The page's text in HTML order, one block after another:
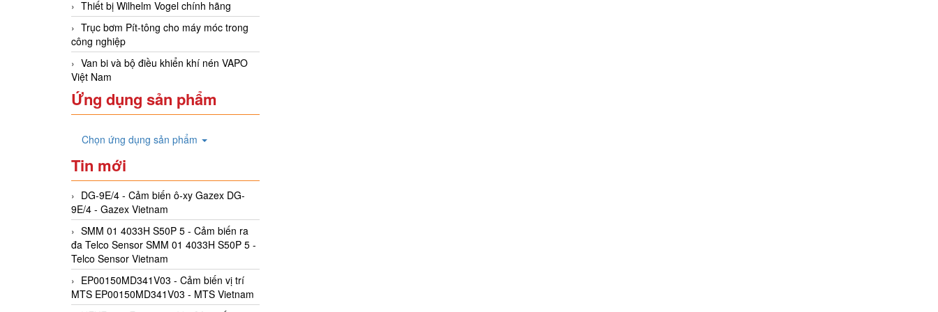
Thiết bị Wilhelm Vogel chính hãng
Trục bơm Pít-tông cho máy móc trong
công nghiệp
Van bi và bộ điều khiển khí nén VAPO
Việt Nam
Ứng dụng sản phẩm
Chọn ứng dụng sản phẩm
Tin mới
DG-9E/4 - Cảm biến ô-xy Gazex DG-
9E/4 - Gazex Vietnam
SMM 01 4033H S50P 5 - Cảm biến ra
đa Telco Sensor SMM 01 4033H S50P 5 -
Telco Sensor Vietnam
EP00150MD341V03 - Cảm biến vị trí
MTS EP00150MD341V03 - MTS Vietnam